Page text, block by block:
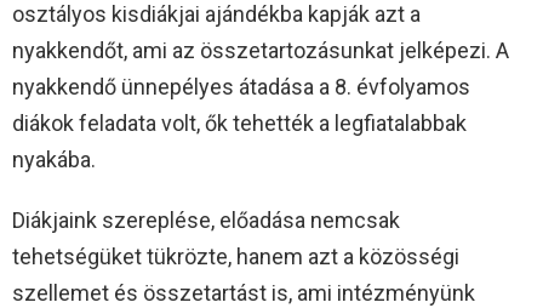
osztályos kisdiákjai ajándékba kapják azt a
nyakkendőt, ami az összetartozásunkat jelképezi. A
nyakkendő ünnepélyes átadása a 8. évfolyamos
diákok feladata volt, ők tehették a legfiatalabbak
nyakába.
Diákjaink szereplése, előadása nemcsak
tehetségüket tükrözte, hanem azt a közösségi
szellemet és összetartást is, ami intézményünk